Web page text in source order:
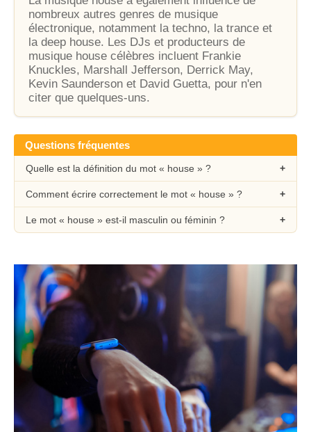
nombreux autres genres de musique
électronique, notamment la techno, la trance et
la deep house. Les DJs et producteurs de
musique house célèbres incluent Frankie
Knuckles, Marshall Jefferson, Derrick May,
Kevin Saunderson et David Guetta, pour n'en
citer que quelques-uns.
Questions fréquentes
Quelle est la définition du mot « house » ?
Comment écrire correctement le mot « house » ?
Le mot « house » est-il masculin ou féminin ?